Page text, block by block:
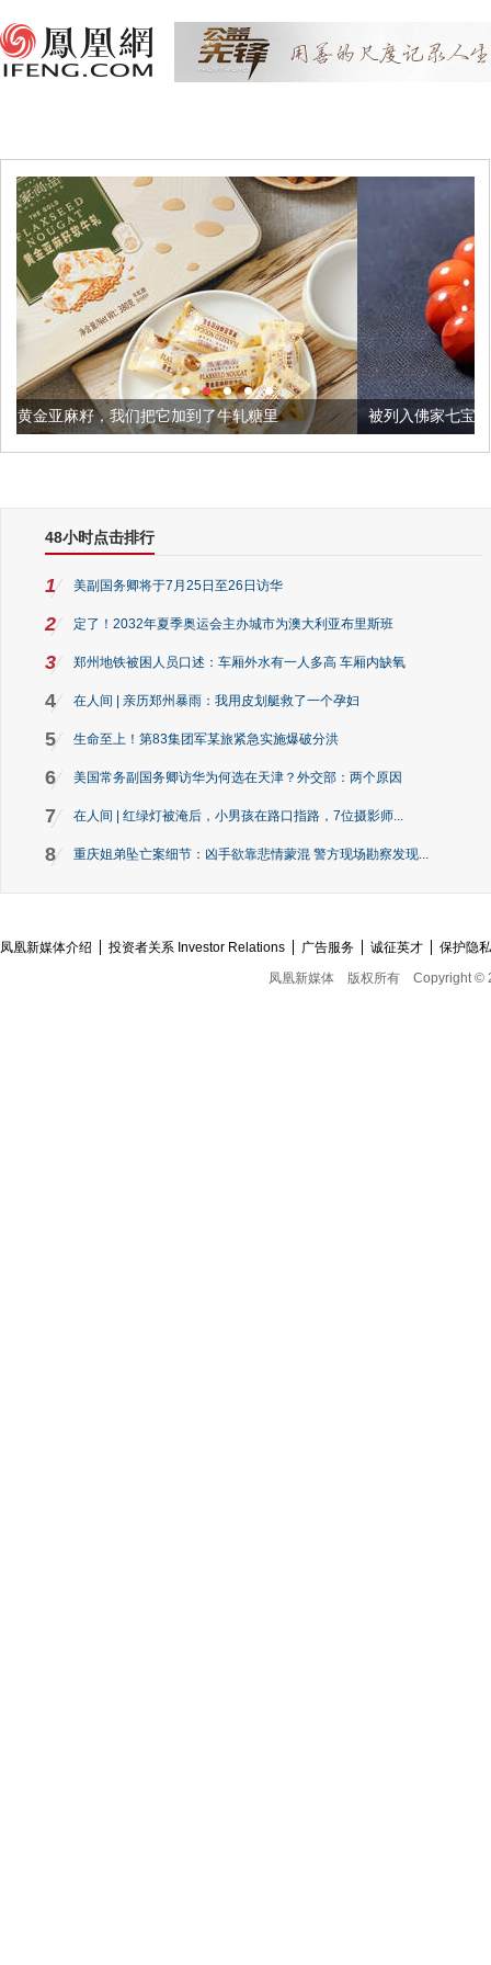
它加到了牛轧糖里 被列入佛家七宝的它到底有多美？
48小时点击排行
1 美副国务卿将于7月25日至26日访华
2 定了！2032年夏季奥运会主办城市为澳大利亚布里斯班
3 郑州地铁被困人员口述：车厢外水有一人多高 车厢内缺氧
4 在人间 | 亲历郑州暴雨：我用皮划艇救了一个孕妇
5 生命至上！第83集团军某旅紧急实施爆破分洪
6 美国常务副国务卿访华为何选在天津？外交部：两个原因
7 在人间 | 红绿灯被淹后，小男孩在路口指路，7位摄影师...
8 重庆姐弟坠亡案细节：凶手欲靠悲情蒙混 警方现场勘察发现...
凤凰新媒体介绍 投资者关系 Investor Relations 广告服务 诚征英才
保护隐
凤凰新媒体
版权所有 Copyright ©